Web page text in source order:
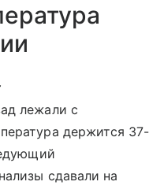
лежали с
держится 37-
сдавали на